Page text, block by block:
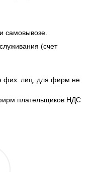
самовывозе.
(счет
физ. лиц, для фирм не
плательщиков НДС